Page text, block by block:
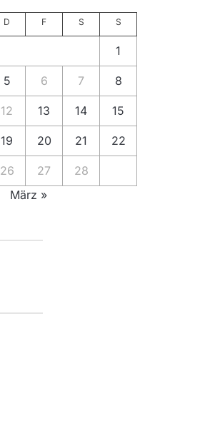
D F S S
1
5 6 7 8
12 13 14 15
19 20 21 22
26 27
28
März »